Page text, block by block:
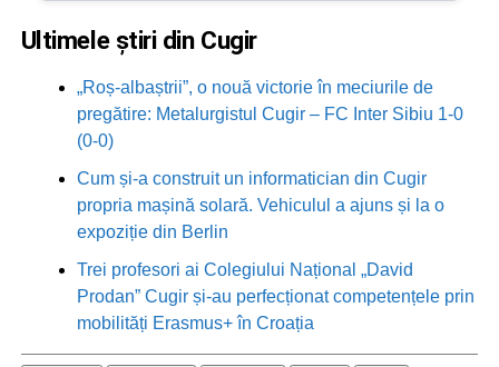
Ultimele știri din Cugir
„Roș-albaștrii”, o nouă victorie în meciurile de
pregătire: Metalurgistul Cugir – FC Inter Sibiu 1-0
(0-0)
Cum și-a construit un informatician din Cugir
propria mașină solară. Vehiculul a ajuns și la o
expoziție din Berlin
Trei profesori ai Colegiului Național „David
Prodan” Cugir și-au perfecționat competențele prin
mobilități Erasmus+ în Croația